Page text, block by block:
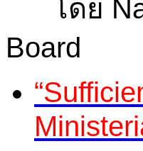
โดย
Board